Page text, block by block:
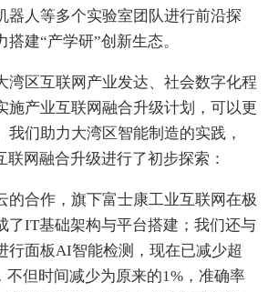
器人等多个实验室团队进行前沿探
建“产学研”创新生态。
湾区互联网产业发达、社会数字化程
施产业互联网融合升级计划，可以更
我们助力大湾区智能制造的实践，
联网融合升级进行了初步探索：
的合作，旗下富士康工业互联网在极
了IT基础架构与平台搭建；我们还与
行面板AI智能检测，现在已减少超
不但时间减少为原来的1%，准确率